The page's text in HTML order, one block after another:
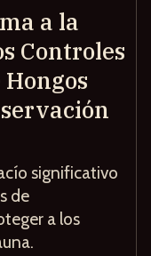
a la
Controles
significativo
de
a los